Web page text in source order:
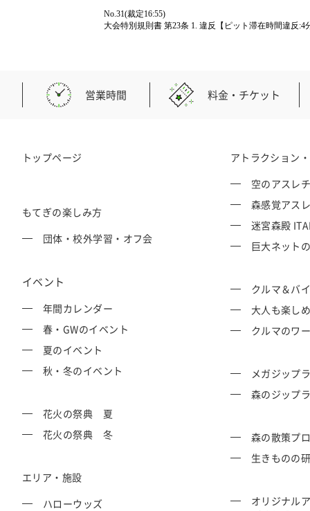
No.31(裁定16:55)
大会特別規則書 第23条 1. 違反【ピット滞在時間違反
営業時間 料金・チケット
トップページ
もてぎの楽しみ方
団体・校外学習・オフ会
イベント
年間カレンダー
春・GWのイベント
夏のイベント
秋・冬のイベント
花火の祭典 夏
花火の祭典 冬
エリア・施設
ハローウッズ
アトラクション
空のアスレ
森感覚アス
迷宮森殿
巨大ネット
クルマ＆バ
大人も楽し
クルマのワ
メガジップ
森のジップ
森の散策プ
生きものの
オリジナル